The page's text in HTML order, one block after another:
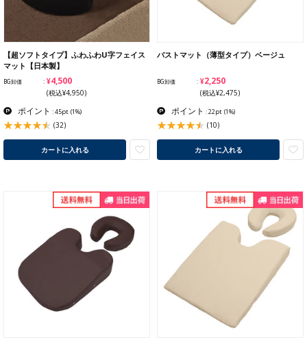
【超ソフトタイプ】ふわふわU字フェイス
マット【日本製】
BG卸価 ¥4,500
(税込¥4,950)
ポイント : 45pt (1%)
(32)
カートに入れる
バストマット（薄型タイプ）ベージュ
BG卸価 ¥2,250
(税込¥2,475)
ポイント : 22pt (1%)
(10)
カートに入れる